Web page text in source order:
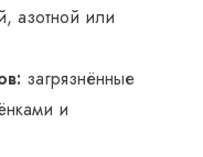
азотной или
загрязнённые
и